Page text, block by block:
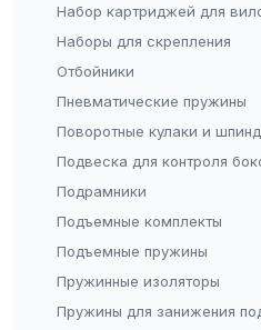
Набор картриджей для
Наборы для скрепления
Отбойники
Пневматические пружины
Поворотные кулаки и
Подвеска для контроля
Подрамники
Подъемные комплекты
Подъемные пружины
Пружинные изоляторы
Пружины для занижения